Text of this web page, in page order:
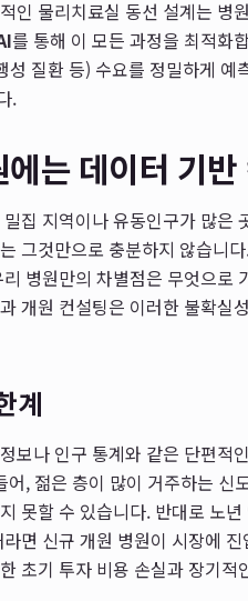
인 물리치료실 동선 설계는 병
를 통해 이 모든 과정을 최적화
성 질환 등) 수요를 정밀하게
.
는 데이터 기
집 지역이나 유동인구가 많은
그것만으로 충분하지 않습니
병원만의 차별점은 무엇으로
개원 컨설팅은 이러한 불확실
계
보나 인구 통계와 같은 단편적
, 젊은 층이 많이 거주하는
못할 수 있습니다. 반대로 노
면 신규 개원 병원이 시장에
초기 투자 비용 손실과 장기